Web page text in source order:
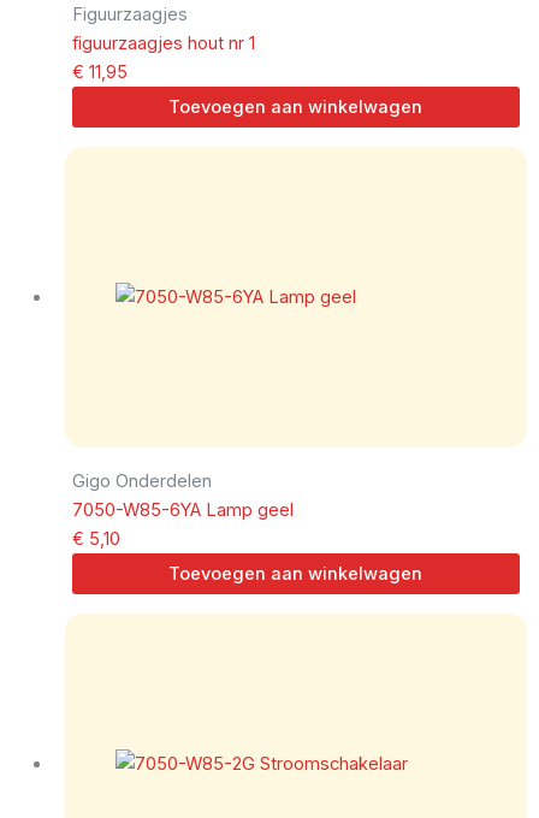
Figuurzaagjes
figuurzaagjes hout nr 1
€ 11,95
Toevoegen aan winkelwagen
Gigo Onderdelen
7050-W85-6YA Lamp geel
€ 5,10
Toevoegen aan winkelwagen